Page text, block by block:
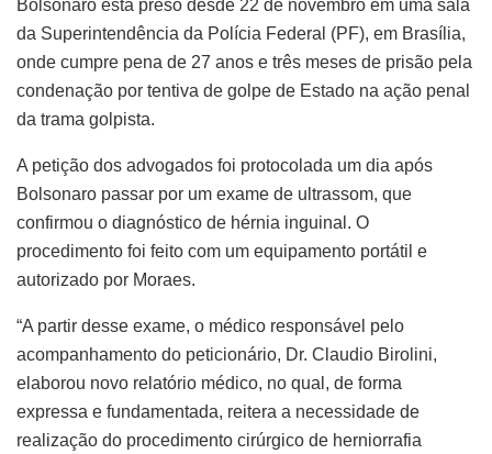
Bolsonaro está preso desde 22 de novembro em uma sala
da Superintendência da Polícia Federal (PF), em Brasília,
onde cumpre pena de 27 anos e três meses de prisão pela
condenação por tentiva de golpe de Estado na ação penal
da trama golpista.
A petição dos advogados foi protocolada um dia após
Bolsonaro passar por um exame de ultrassom, que
confirmou o diagnóstico de hérnia inguinal. O
procedimento foi feito com um equipamento portátil e
autorizado por Moraes.
“A partir desse exame, o médico responsável pelo
acompanhamento do peticionário, Dr. Claudio Birolini,
elaborou novo relatório médico, no qual, de forma
expressa e fundamentada, reitera a necessidade de
realização do procedimento cirúrgico de herniorrafia